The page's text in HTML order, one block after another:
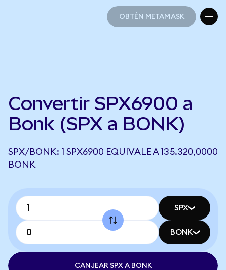
OBTÉN METAMASK
Convertir SPX6900 a
Bonk (SPX a BONK)
SPX/BONK: 1 SPX6900 EQUIVALE A 135.320,0000
BONK
SPX
BONK
CANJEAR SPX A BONK